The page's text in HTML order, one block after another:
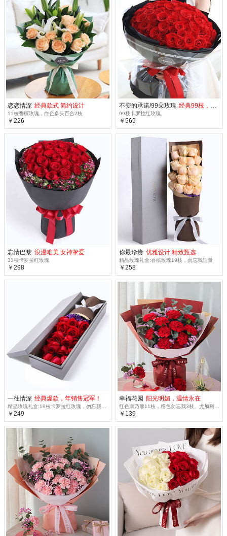
恋恋情深 经典款式 简约设计
11枝香槟玫瑰，白色多头百合2枝
￥226
不变的承诺/99朵玫瑰 经典99枝，鼎力推荐！
99枝卡罗拉红玫瑰
￥569
忘情巴黎 浪漫唯美 女神挚爱
33枝卡罗拉红玫瑰
￥298
你最珍贵 优雅设计 精致甄选
精品玫瑰礼盒:香槟玫瑰19枝，勿忘我适量
￥258
一往情深 经典爆款，年销售冠军！
￥249
幸福花园 阳光明媚，温情永在
￥139